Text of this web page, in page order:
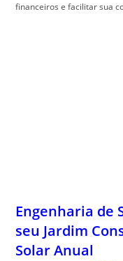
financeiros e facilitar sua
Engenharia de
seu Jardim
Solar Anual